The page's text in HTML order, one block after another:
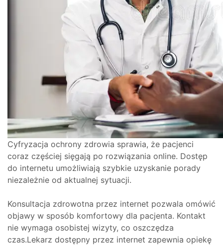
Cyfryzacja ochrony zdrowia sprawia, że pacjenci
coraz częściej sięgają po rozwiązania online. Dostęp
do internetu umożliwiają szybkie uzyskanie porady
niezależnie od aktualnej sytuacji.
Konsultacja zdrowotna przez internet pozwala omówić
objawy w sposób komfortowy dla pacjenta. Kontakt
nie wymaga osobistej wizyty, co oszczędza
czas.Lekarz dostępny przez internet zapewnia opiekę